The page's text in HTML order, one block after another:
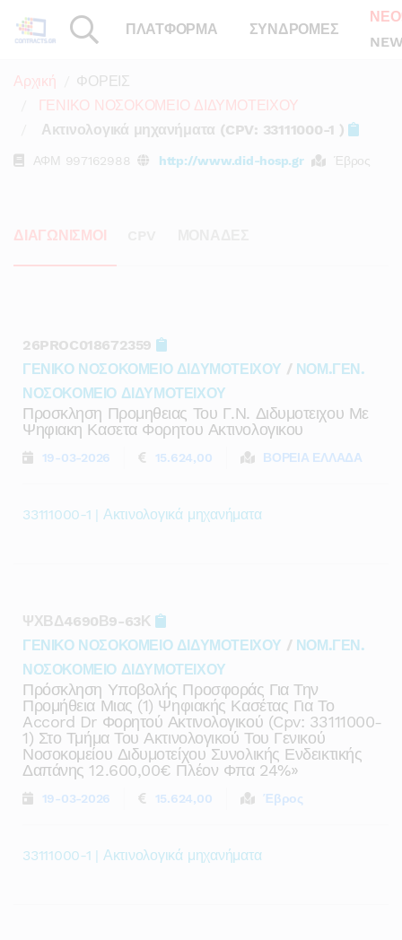
ΠΛΑΤΦΟΡΜΑ ΣΥΝΔΡΟΜΕΣ
Αρχική
ΦΟΡΕΙΣ
ΓΕΝΙΚΟ ΝΟΣΟΚΟΜΕΙΟ ΔΙΔΥΜΟΤΕΙΧΟΥ
Ακτινολογικά μηχανήματα (CPV: 33111000-1 )
ΑΦΜ 997162988 http://www.did-hosp.gr Έβρος
ΔΙΑΓΩΝΙΣΜΟΙ
26PROC018672359
ΓΕΝΙΚΟ ΝΟΣΟΚΟΜΕΙΟ ΔΙΔΥΜΟΤΕΙΧΟΥ / ΝΟΜ.ΓΕΝ.
ΝΟΣΟΚΟΜΕΙΟ ΔΙΔΥΜΟΤΕΙΧΟΥ
Προσκληση Προμηθειας Του Γ.ν. Διδυμοτειχου Με
Ψηφιακη Κασετα Φορητου Ακτινολογικου
19-03-2026 15.624,00 ΒΟΡΕΙΑ ΕΛΛΑΔΑ
33111000-1 | Ακτινολογικά μηχανήματα
ΨΧΒΔ4690Β9-63Κ
ΓΕΝΙΚΟ ΝΟΣΟΚΟΜΕΙΟ ΔΙΔΥΜΟΤΕΙΧΟΥ / ΝΟΜ.ΓΕΝ.
ΝΟΣΟΚΟΜΕΙΟ ΔΙΔΥΜΟΤΕΙΧΟΥ
Πρόσκληση Υποβολής Προσφοράς Για Την
Προμήθεια Μιας (1) Ψηφιακής Κασέτας Για Το
Accord Dr Φορητού Ακτινολογικού (cpv: 33111000-
1) Στο Τμήμα Του Ακτινολογικού Του Γενικού
Νοσοκομείου Διδυμοτείχου Συνολικής Ενδεικτικής
Δαπάνης 12.600,00€ Πλέον Φπα 24%»
19-03-2026 15.624,00 Έβρος
33111000-1 | Ακτινολογικά μηχανήματα